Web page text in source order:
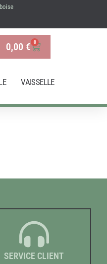
0,00 € 0
Panier
VAISSELLE
SERVICE CLIENT